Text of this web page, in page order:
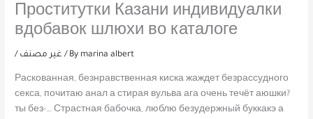
Проститутки Казани индивидуалки
вдобавок шлюхи во каталоге
/ غير مصنف / By marina albert
Раскованная, безнравственная киска жаждет безрассудного
секса, почитаю анал а стирая вульва ага очень течёт аюшки?
ты без-… Страстная бабочка, люблю безудержный буккакэ а